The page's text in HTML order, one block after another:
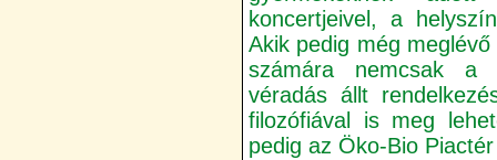
koncertjeivel, a
Akik pedig még
számára nemcsak a
véradás állt
filozófiával is meg
pedig az Öko-Bio